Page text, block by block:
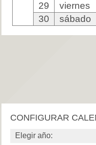
29
viernes
30
sábado
CONFIGURAR
Elegir año: